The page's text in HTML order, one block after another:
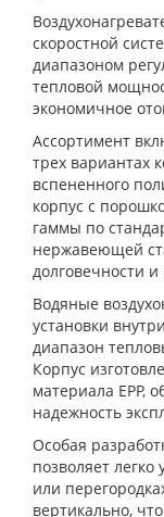
скоростной
диапазоном
тепловой
экономичное
Ассортимент
трех вариантах
вспененного
корпус с
гаммы по
нержавеющей
долговечности
Водяные
установки
диапазон
Корпус
материала EPP,
надежность
Особая
позволяет легко
или
вертикально,